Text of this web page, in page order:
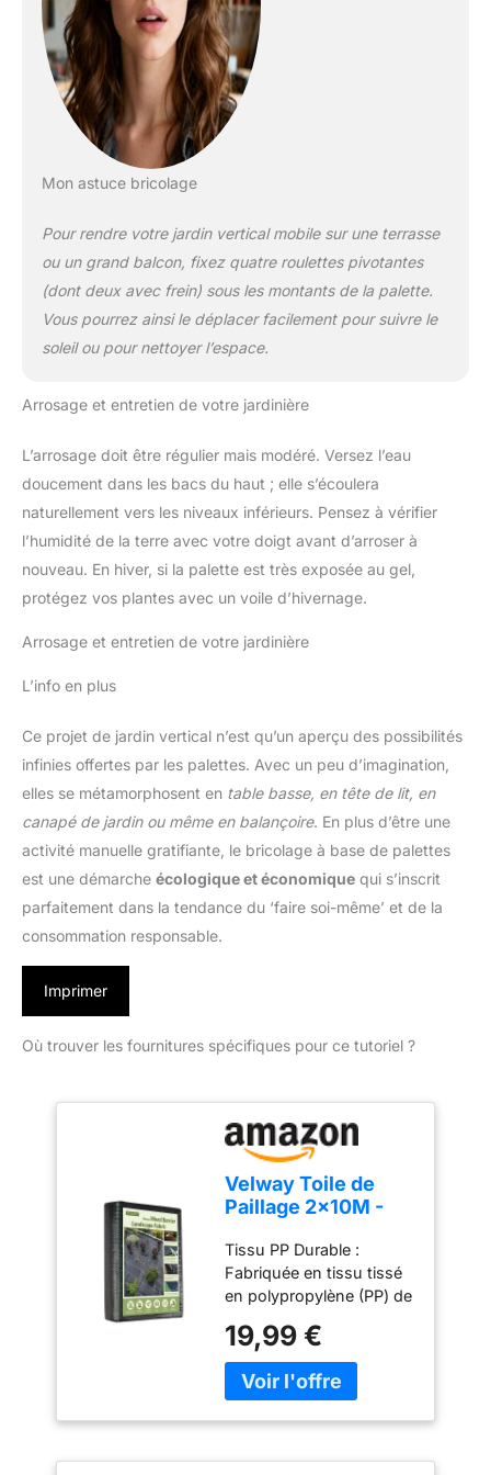
Mon astuce bricolage
Pour rendre votre jardin vertical mobile sur une terrasse
ou un grand balcon, fixez quatre roulettes pivotantes
(dont deux avec frein) sous les montants de la palette.
Vous pourrez ainsi le déplacer facilement pour suivre le
soleil ou pour nettoyer l’espace.
Arrosage et entretien de votre jardinière
L’arrosage doit être régulier mais modéré. Versez l’eau
doucement dans les bacs du haut ; elle s’écoulera
naturellement vers les niveaux inférieurs. Pensez à vérifier
l’humidité de la terre avec votre doigt avant d’arroser à
nouveau. En hiver, si la palette est très exposée au gel,
protégez vos plantes avec un voile d’hivernage.
Arrosage et entretien de votre jardinière
L’info en plus
Ce projet de jardin vertical n’est qu’un aperçu des possibilités
infinies offertes par les palettes. Avec un peu d’imagination,
elles se métamorphosent en table basse, en tête de lit, en
canapé de jardin ou même en balançoire. En plus d’être une
activité manuelle gratifiante, le bricolage à base de palettes
est une démarche écologique et économique qui s’inscrit
parfaitement dans la tendance du ‘faire soi-même’ et de la
consommation responsable.
Imprimer
Où trouver les fournitures spécifiques pour ce tutoriel ?
Velway Toile de
Paillage 2x10M -
Paillage Contre Les
Mauvais Herbes en
100g/m² Fibres de
Polypropylène
Tissées Perméable
à l'eau, Résiste
Rayons UV, Anti
Repousse
Tissu PP Durable :
Fabriquée en tissu tissé
en polypropylène (PP) de
solide barrière anti-
mauvaises herbes
garantit une résistance
aux déchirures résiste à
19,99 €